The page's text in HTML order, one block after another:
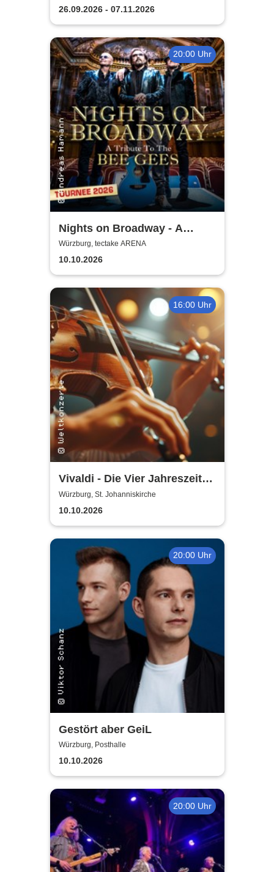
26.09.2026 - 07.11.2026
20:00 Uhr
Nights on Broadway - A
Tribute to the Bee Gees
performed by Night Fever
Würzburg, tectake ARENA
10.10.2026
16:00 Uhr
Vivaldi - Die Vier Jahreszeiten
| Kammerorchester der Neuen
Philharmonie Hamburg
Würzburg, St. Johanniskirche
10.10.2026
20:00 Uhr
Gestört aber GeiL
Würzburg, Posthalle
10.10.2026
20:00 Uhr